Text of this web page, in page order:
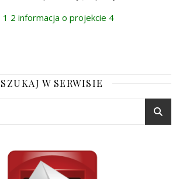
1 2 informacja o projekcie 4
SZUKAJ W SERWISIE